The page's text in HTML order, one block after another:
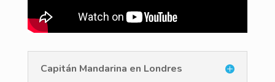
Capitán Mandarina en Londres